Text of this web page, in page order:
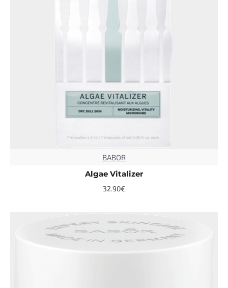
BABOR
Algae Vitalizer
32.90€